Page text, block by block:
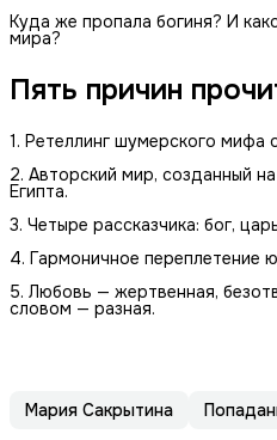
Куда же пропала богиня? И
мира?
Пять причин
1. Ретеллинг шумерского мифа
2. Авторский мир, созданный
Египта.
3. Четыре рассказчика: бог,
4. Гармоничное переплетение
5. Любовь — жертвенная,
словом — разная.
Мария Сакрытина